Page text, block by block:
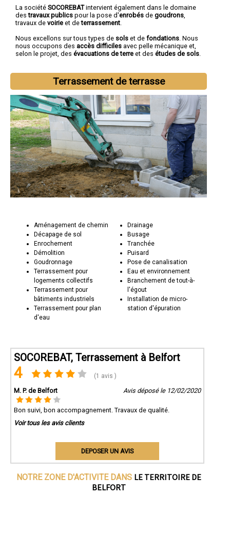
La société SOCOREBATintervient également dans le domaine
destravaux publics pour la pose d'enrobés de goudrons
travaux de voirie et deterrassement
Nous excellons sur tous types de sols et de fondations . Nous
nous occupons des accès difficiles avec pelle mécanique et,
selon le projet, des évacuations de terre et des études de sols
Terrassement de terrasse
Aménagement de chemin
Décapage de sol
Enrochement
Démolition
Goudronnage
Terrassement pour
logements collectifs
Terrassement pour
bâtiments industriels
Terrassement pour plan
d'eau
Drainage
Busage
Tranchée
Puisard
Pose de canalisation
Eau et environnement
Branchement de tout-à-
l'égout
Installation de micro-
station d'épuration
SOCOREBAT, Terrassement à Belfort
4 (1 avis )
M. P. de Belfort Avis déposé le 12/02/2020
Bon suivi, bon accompagnement. Travaux de qualité.
Voir tous les avis clients
DEPOSER UN AVIS
NOTRE ZONE D'ACTIVITE DANS LE TERRITOIRE DE
BELFORT